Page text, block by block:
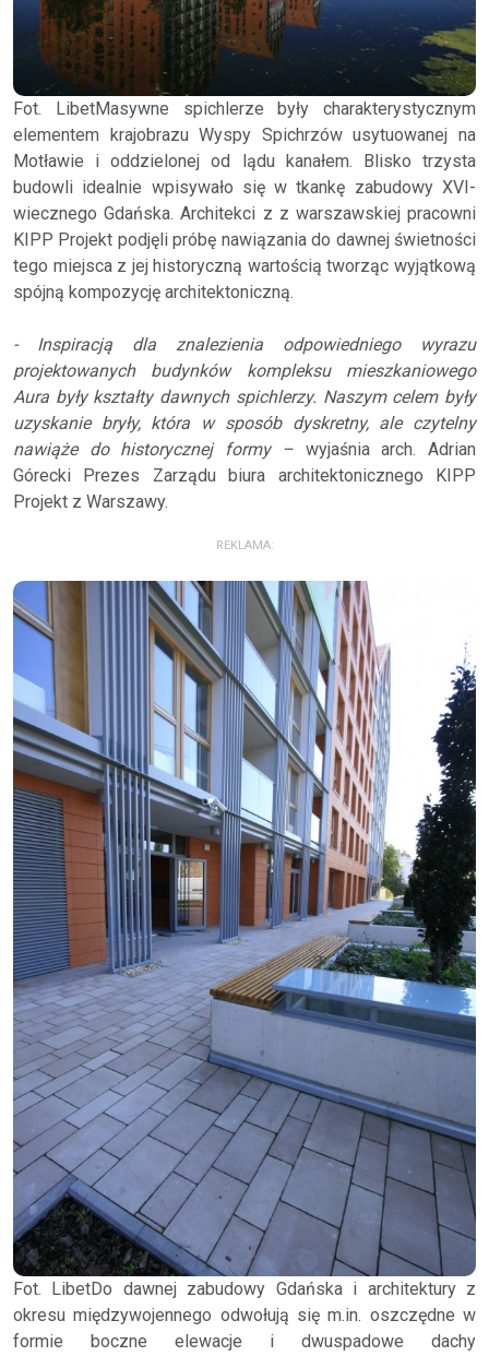
Fot. LibetMasywne spichlerze były charakterystycznym
elementem krajobrazu Wyspy Spichrzów usytuowanej na
Motławie i oddzielonej od lądu kanałem. Blisko trzysta
budowli idealnie wpisywało się w tkankę zabudowy XVI-
wiecznego Gdańska. Architekci z z warszawskiej pracowni
KIPP Projekt podjęli próbę nawiązania do dawnej świetności
tego miejsca z jej historyczną wartością tworząc wyjątkową
spójną kompozycję architektoniczną.
- Inspiracją dla znalezienia odpowiedniego wyrazu
projektowanych budynków kompleksu mieszkaniowego
Aura były kształty dawnych spichlerzy. Naszym celem były
uzyskanie bryły, która w sposób dyskretny, ale czytelny
nawiąże do historycznej formy – wyjaśnia arch. Adrian
Górecki Prezes Zarządu biura architektonicznego KIPP
Projekt z Warszawy.
REKLAMA:
Fot. LibetDo dawnej zabudowy Gdańska i architektury z
okresu międzywojennego odwołują się m.in. oszczędne w
formie boczne elewacje i dwuspadowe dachy